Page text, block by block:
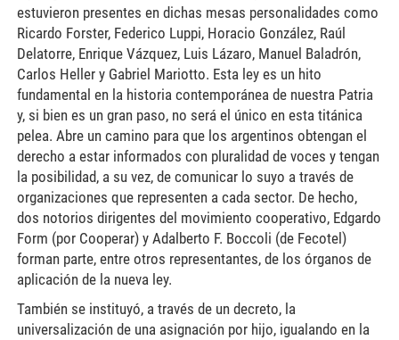
estuvieron presentes en dichas mesas personalidades como
Ricardo Forster, Federico Luppi, Horacio González, Raúl
Delatorre, Enrique Vázquez, Luis Lázaro, Manuel Baladrón,
Carlos Heller y Gabriel Mariotto. Esta ley es un hito
fundamental en la historia contemporánea de nuestra Patria
y, si bien es un gran paso, no será el único en esta titánica
pelea. Abre un camino para que los argentinos obtengan el
derecho a estar informados con pluralidad de voces y tengan
la posibilidad, a su vez, de comunicar lo suyo a través de
organizaciones que representen a cada sector. De hecho,
dos notorios dirigentes del movimiento cooperativo, Edgardo
Form (por Cooperar) y Adalberto F. Boccoli (de Fecotel)
forman parte, entre otros representantes, de los órganos de
aplicación de la nueva ley.
También se instituyó, a través de un decreto, la
universalización de una asignación por hijo, igualando en la